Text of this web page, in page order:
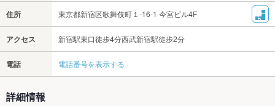
住所 東京都新宿区歌舞伎町１-16-1 今宮ビル4F
アクセス 新宿駅東口徒歩4分西武新宿駅徒歩2分
電話 電話番号を表示する
詳細情報